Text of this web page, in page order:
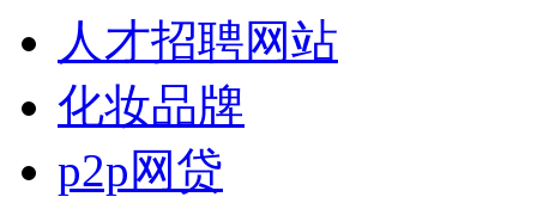
人才招聘网站
化妆品牌
p2p网贷